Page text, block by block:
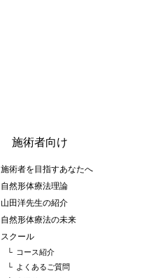
施術者向け
施術者を目指すあなたへ
自然形体療法理論
山田洋先生の紹介
自然形体療法の未来
スクール
└ コース紹介
└ よくあるご質問